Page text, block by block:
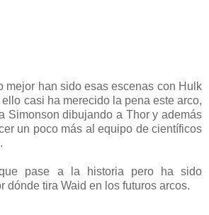
mejor han sido esas escenas con Hulk
casi ha merecido la pena este arco,
Simonson dibujando a Thor y además
un poco más al equipo de científicos
pase a la historia pero ha sido
dónde tira Waid en los futuros arcos.